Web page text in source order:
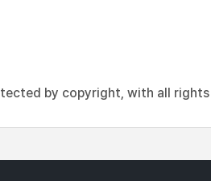
by copyright, with all